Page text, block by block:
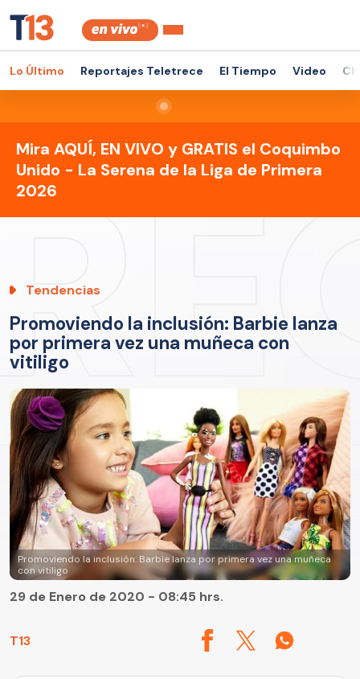
Lo Último Reportajes Teletrece El Tiempo Video
Mira AQUÍ, EN VIVO y GRATIS el Coquimbo
Unido - La Serena de la Liga de Primera
2026
Tendencias
Promoviendo la inclusión: Barbie lanza
por primera vez una muñeca con
vitiligo
Promoviendo la inclusión: Barbie lanza por primera vez una muñeca
con vitiligo
T13
29 de Enero de 2020 - 08:45 hrs.